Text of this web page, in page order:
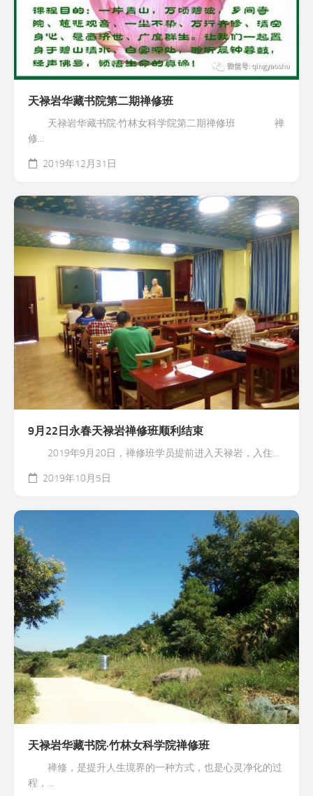
天禄岩华藏书院第二期禅修班
天禄岩华藏书院·竹林女科学院第二期禅修班 禅
修...
2019年12月31日
9月22日永春天禄岩禅修班顺利结束
2019年9月20日，禅修班学员提前进入天禄岩，入住...
2019年10月5日
天禄岩华藏书院·竹林女科学院禅修班
禅修，是提升人生境界的一种方式，也是心灵净化的过
程，...